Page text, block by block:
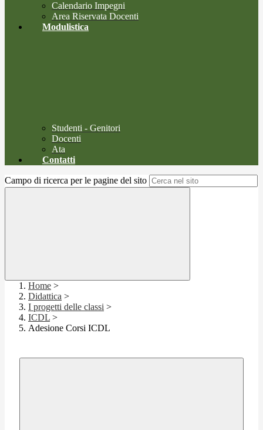
Calendario Impegni
Area Riservata Docenti
Modulistica
Studenti - Genitori
Docenti
Ata
Contatti
Campo di ricerca per le pagine del sito
Home >
Didattica >
I progetti delle classi >
ICDL >
Adesione Corsi ICDL